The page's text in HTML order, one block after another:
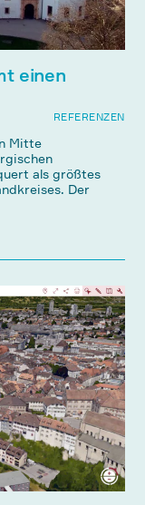
einen
REFERENZEN
Mitte
als größtes
Der